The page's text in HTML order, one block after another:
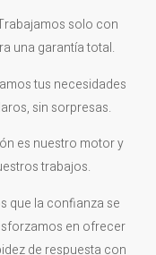
solo con
una garantía total.
tus necesidades
sin sorpresas.
es nuestro motor y
trabajos.
que la confianza se
en ofrecer
de respuesta con